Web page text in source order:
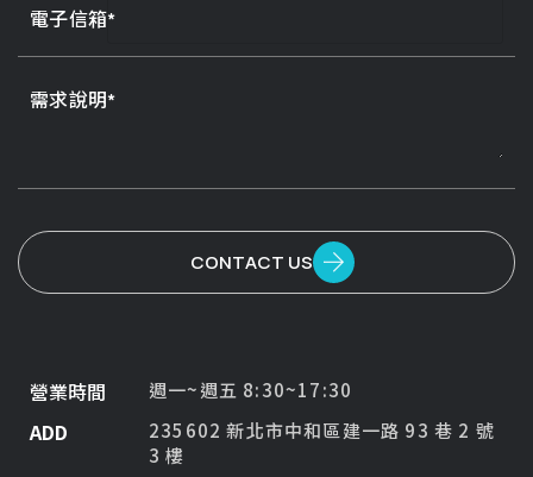
電子信箱
需求說明
CONTACT US
營業時間 週一~週五 8:30~17:30
ADD
235602 新北市中和區建一路 93 巷 2 號
3 樓